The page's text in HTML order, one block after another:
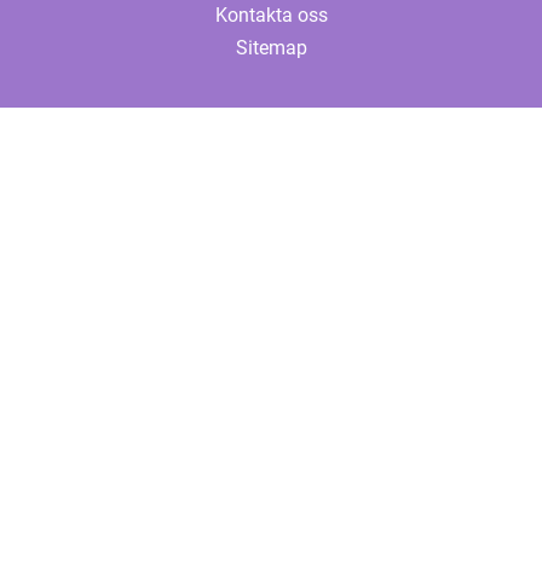
Kontakta oss
Sitemap